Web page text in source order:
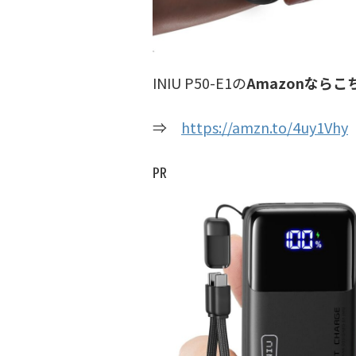
INIU P50-E1のAmazonならこ
⇒ https://amzn.to/4uy1Vhy
㏚